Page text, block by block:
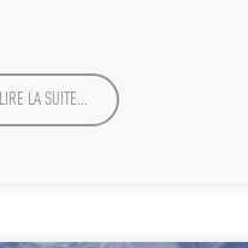
LIRE LA SUITE…